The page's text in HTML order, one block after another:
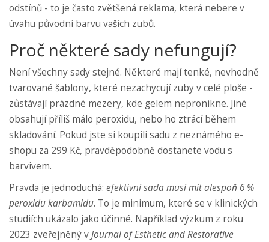
odstínů - to je často zvětšená reklama, která nebere v
úvahu původní barvu vašich zubů.
Proč některé sady nefungují?
Není všechny sady stejné. Některé mají tenké, nevhodně
tvarované šablony, které nezachycují zuby v celé ploše -
zůstávají prázdné mezery, kde gelem nepronikne. Jiné
obsahují příliš málo peroxidu, nebo ho ztrácí během
skladování. Pokud jste si koupili sadu z neznámého e-
shopu za 299 Kč, pravděpodobně dostanete vodu s
barvivem.
Pravda je jednoduchá: efektivní sada musí mít alespoň 6 %
peroxidu karbamidu. To je minimum, které se v klinických
studiích ukázalo jako účinné. Například výzkum z roku
2023 zveřejněný vJournal of Esthetic and Restorative